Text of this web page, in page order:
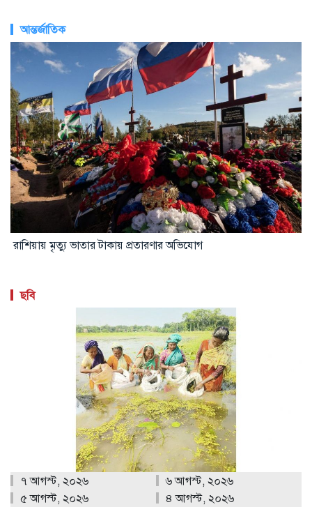
আন্তর্জাতিক
রাশিয়ায় মৃত্যু ভাতার টাকায় প্রতারণার অভিযোগ
ছবি
৭ আগস্ট, ২০২৬
৬ আগস্ট, ২০২৬
৫ আগস্ট, ২০২৬
৪ আগস্ট, ২০২৬